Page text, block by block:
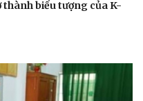
Chuyển đổi số
biểu tượng của K-